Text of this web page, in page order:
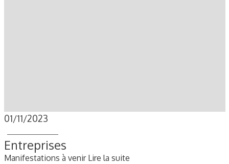
01/11/2023
Entreprises
Manifestations à venir Lire la suite